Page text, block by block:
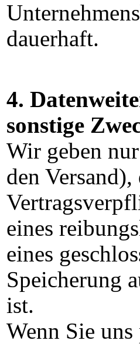
dauerhaft.
4.
sonstige
Wir geben
den
eines
eines
Speicherung
ist.
Wenn Sie